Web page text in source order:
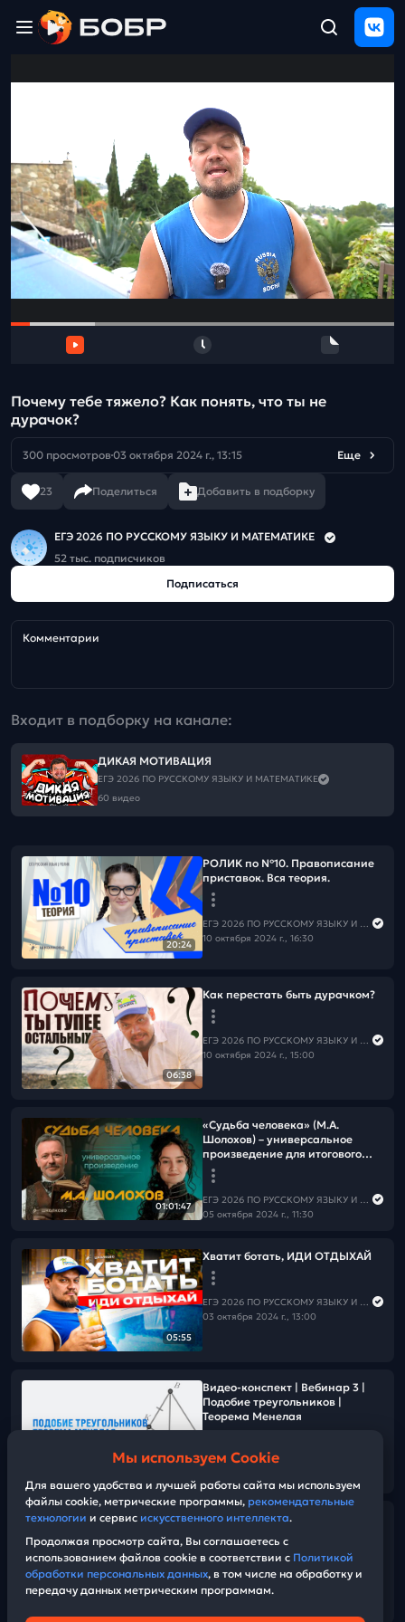
материалы
Проверка
сочинений
Тех
поддержка
и
Почему тебе тяжело? Как понять, что ты не
дурачок?
300 просмотров 03 октября 2024 г., 13:15 Еще
23 Поделиться Добавить в подборку
ЕГЭ 2026 ПО РУССКОМУ ЯЗЫКУ И МАТЕМАТИКЕ
52 тыс. подписчиков
Подписаться
Комментарии
Входит в подборку на канале:
ДИКАЯ МОТИВАЦИЯ
ЕГЭ 2026 ПО РУССКОМУ ЯЗЫКУ И МАТЕМАТИКЕ
60 видео
20:24
РОЛИК по №10. Правописание
приставок. Вся теория.
ЕГЭ 2026 ПО РУССКОМУ ЯЗЫКУ И МАТЕМАТИКЕ
10 октября 2024 г., 16:30
06:38
Как перестать быть дурачком?
ЕГЭ 2026 ПО РУССКОМУ ЯЗЫКУ И МАТЕМАТИКЕ
10 октября 2024 г., 15:00
01:01:47
«Судьба человека» (М.А.
Шолохов) – универсальное
произведение для итогового
сочинения.
ЕГЭ 2026 ПО РУССКОМУ ЯЗЫКУ И МАТЕМАТИКЕ
05 октября 2024 г., 11:30
05:55
Хватит ботать, ИДИ ОТДЫХАЙ
ЕГЭ 2026 ПО РУССКОМУ ЯЗЫКУ И МАТЕМАТИКЕ
03 октября 2024 г., 13:00
Видео-конспект | Вебинар 3 |
Подобие треугольников |
Теорема Менелая
4 простых аргумента, которые
ЕГЭ 2026 ПО РУССКОМУ ЯЗЫКУ И МАТЕМАТИКЕ
28 сентября 2024 г., 11:30
Мы используем Cookie
Для вашего удобства и лучшей работы сайта мы используем
файлы cookie, метрические программы, рекомендательные
технологии и сервис искусственного интеллекта.
Продолжая просмотр сайта, Вы соглашаетесь с
использованием файлов cookie в соответствии с Политикой
обработки персональных данных, в том числе на обработку и
передачу данных метрическим программам.